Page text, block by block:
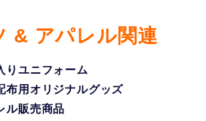
& アパレル関連
りユニフォーム
布用オリジナルグッズ
ル販売商品